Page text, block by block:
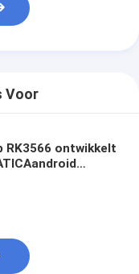
Voor
RK3566 ontwikkelt